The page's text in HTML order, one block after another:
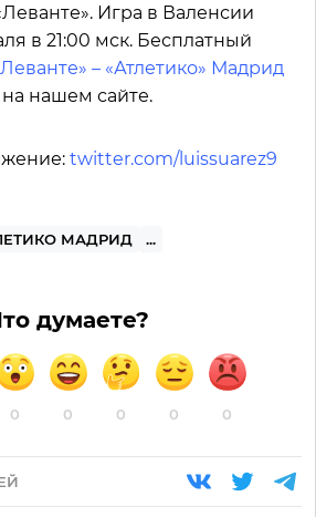
Игра в Валенсии
в 21:00 мск. Бесплатный
– «Атлетико» Мадрид
нашем сайте.
twitter.com/luissuarez9
МАДРИД ...
думаете?
0 0 0 0 0